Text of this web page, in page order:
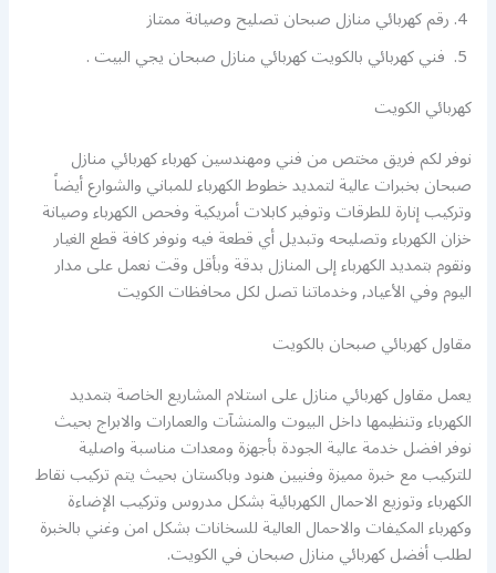
رقم كهربائي منازل صبحان تصليح وصيانة ممتاز
فني كهربائي بالكويت كهربائي منازل صبحان يجي البيت .
كهربائي الكويت
نوفر لكم فريق مختص من فني ومهندسين كهرباء كهربائي منازل
صبحان بخبرات عالية لتمديد خطوط الكهرباء للمباني والشوارع أيضاً
وتركيب إنارة للطرقات وتوفير كابلات أمريكية وفحص الكهرباء وصيانة
خزان الكهرباء وتصليحه وتبديل أي قطعة فيه ونوفر كافة قطع الغيار
ونقوم بتمديد الكهرباء إلى المنازل بدقة وبأقل وقت نعمل على مدار
اليوم وفي الأعياد, وخدماتنا تصل لكل محافظات الكويت
مقاول كهربائي صبحان بالكويت
يعمل مقاول كهربائي منازل على استلام المشاريع الخاصة بتمديد
الكهرباء وتنظيمها داخل البيوت والمنشآت والعمارات والابراج بحيث
نوفر افضل خدمة عالية الجودة بأجهزة ومعدات مناسبة واصلية
للتركيب مع خبرة مميزة وفنيين هنود وباكستان بحيث يتم تركيب نقاط
الكهرباء وتوزيع الاحمال الكهربائية بشكل مدروس وتركيب الإضاءة
وكهرباء المكيفات والاحمال العالية للسخانات بشكل امن وغني بالخبرة
لطلب أفضل كهربائي منازل صبحان في الكويت.